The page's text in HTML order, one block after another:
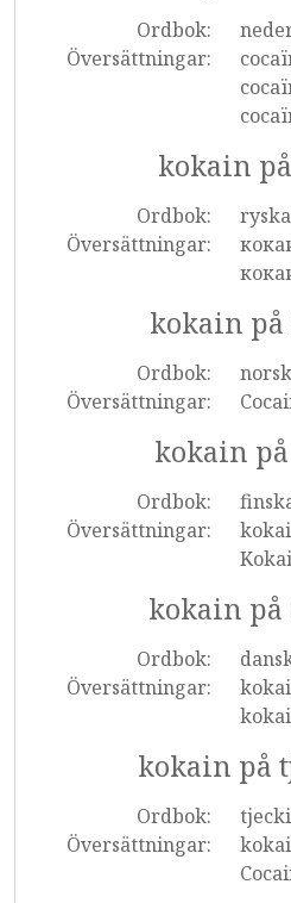
Ordbok:
Översättningar:
kokain
Ordbok:
ryska
Översättningar:
kokain på
Ordbok:
Översättningar:
kokain
Ordbok:
Översättningar:
kokain på
Ordbok:
Översättningar:
kokain på
Ordbok:
Översättningar: